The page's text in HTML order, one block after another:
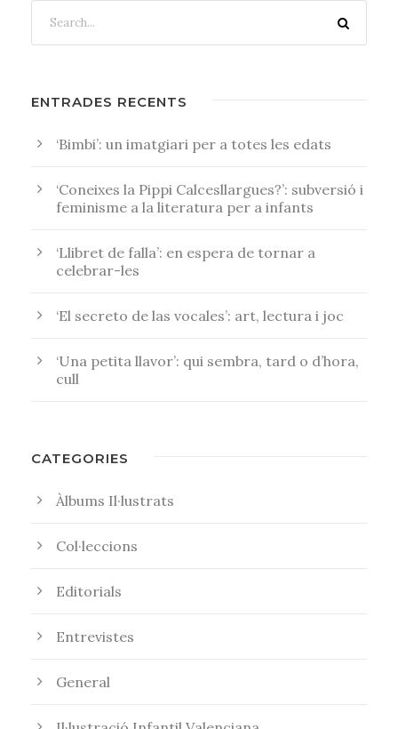
ENTRADES RECENTS
‘Bimbi’: un imatgiari per a totes les edats
‘Coneixes la Pippi Calcesllargues?’: subversió i
feminisme a la literatura per a infants
‘Llibret de falla’: en espera de tornar a
celebrar-les
‘El secreto de las vocales’: art, lectura i joc
‘Una petita llavor’: qui sembra, tard o d’hora,
cull
CATEGORIES
Àlbums Il·lustrats
Col·leccions
Editorials
Entrevistes
General